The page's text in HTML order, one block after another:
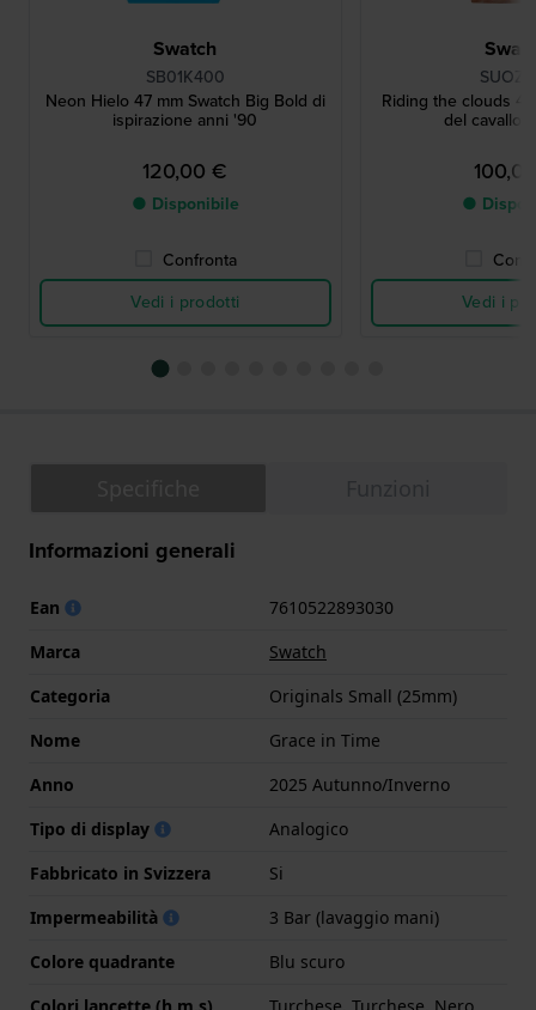
Swatch
SB01K400
Neon Hielo 47 mm Swatch Big Bold di
ispirazione anni '90
120,00 €
● Disponibile
Confronta
Vedi i prodotti
Riding the clouds
del cavallo
●
Vedi i
Informazioni generali
Ean
7610522893030
Marca
Swatch
Categoria
Originals Small (25mm)
Nome
Grace in Time
Anno
2025 Autunno/Inverno
Tipo di display
Analogico
Fabbricato in Svizzera
Si
Impermeabilità
3 Bar (lavaggio mani)
Colore quadrante
Blu scuro